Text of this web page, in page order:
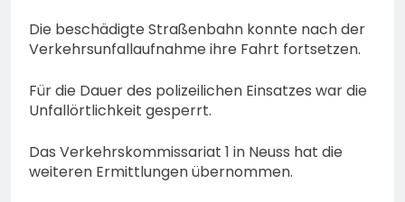
Die beschädigte Straßenbahn konnte nach der
Verkehrsunfallaufnahme ihre Fahrt fortsetzen.
Für die Dauer des polizeilichen Einsatzes war die
Unfallörtlichkeit gesperrt.
Das Verkehrskommissariat 1 in Neuss hat die
weiteren Ermittlungen übernommen.